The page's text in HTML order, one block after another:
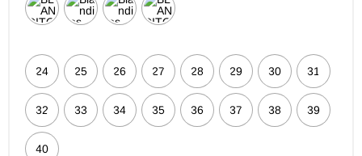
24 25 26 27 28 29 30 31
32 33 34 35 36 37 38 39
40